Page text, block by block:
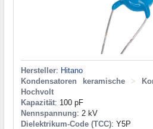
Hersteller: Hitano
Kondensatoren keramische
>
Hochvolt
Kapazität: 100 pF
Nennspannung: 2 kV
Dielektrikum-Code (TCC): Y5P